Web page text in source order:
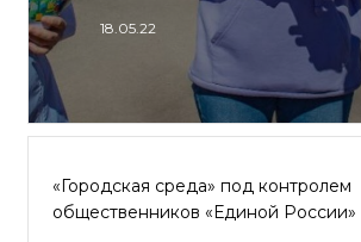
18.05.22
«Городская среда» под контролем
общественников «Единой России»